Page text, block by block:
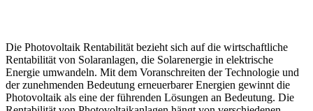
Die Photovoltaik Rentabilität bezieht sich auf die wirtschaftliche
Rentabilität von Solaranlagen, die Solarenergie in elektrische
Energie umwandeln. Mit dem Voranschreiten der Technologie und
der zunehmenden Bedeutung erneuerbarer Energien gewinnt die
Photovoltaik als eine der führenden Lösungen an Bedeutung. Die